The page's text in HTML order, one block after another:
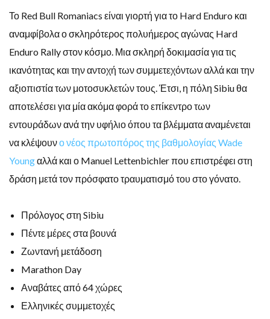
Το Red Bull Romaniacs είναι γιορτή για το Hard Enduro και
αναμφίβολα ο σκληρότερος πολυήμερος αγώνας Hard
Enduro Rally στον κόσμο. Μια σκληρή δοκιμασία για τις
ικανότητας και την αντοχή των συμμετεχόντων αλλά και την
αξιοπιστία των μοτοσυκλετών τους. Έτσι, η πόλη Sibiu θα
αποτελέσει για μία ακόμα φορά το επίκεντρο των
εντουράδων ανά την υφήλιο όπου τα βλέμματα αναμένεται
να κλέψουνο νέος πρωτοπόρος της βαθμολογίας Wade
Youngαλλά και ο Manuel Lettenbichler που επιστρέφει στη
δράση μετά τον πρόσφατο τραυματισμό του στο γόνατο.
Πρόλογος στη Sibiu
Πέντε μέρες στα βουνά
Ζωντανή μετάδοση
Marathon Day
Αναβάτες από 64 χώρες
Ελληνικές συμμετοχές